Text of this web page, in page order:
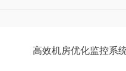
高效机房优化监控系